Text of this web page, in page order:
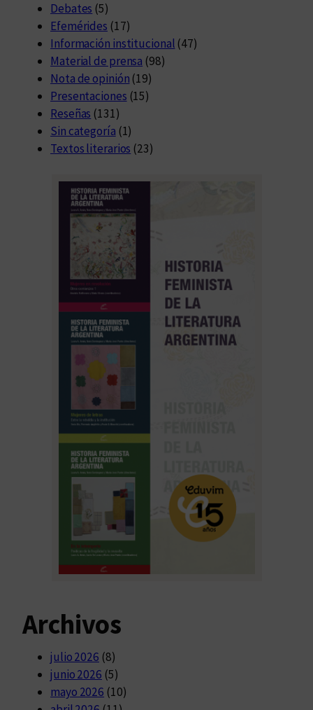
Debates (5)
Efemérides (17)
Información institucional (47)
Material de prensa (98)
Nota de opinión (19)
Presentaciones (15)
Reseñas (131)
Sin categoría (1)
Textos literarios (23)
Archivos
julio 2026 (8)
junio 2026 (5)
mayo 2026 (10)